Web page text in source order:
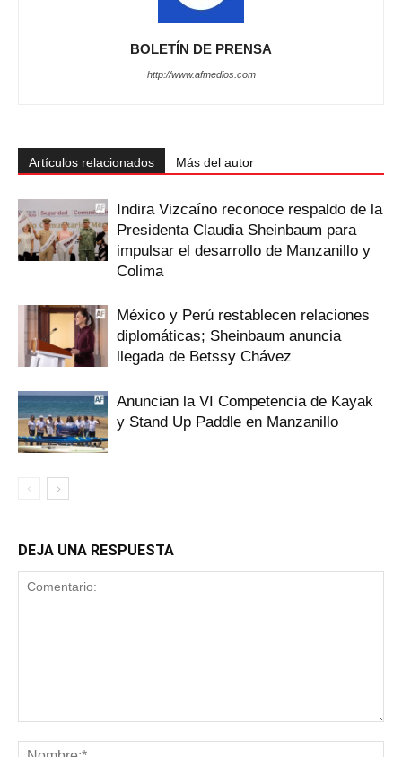
BOLETÍN DE PRENSA
http://www.afmedios.com
Artículos relacionados Más del autor
Indira Vizcaíno reconoce respaldo de la
Presidenta Claudia Sheinbaum para
impulsar el desarrollo de Manzanillo y
Colima
México y Perú restablecen relaciones
diplomáticas; Sheinbaum anuncia
llegada de Betssy Chávez
Anuncian la VI Competencia de Kayak
y Stand Up Paddle en Manzanillo
DEJA UNA RESPUESTA